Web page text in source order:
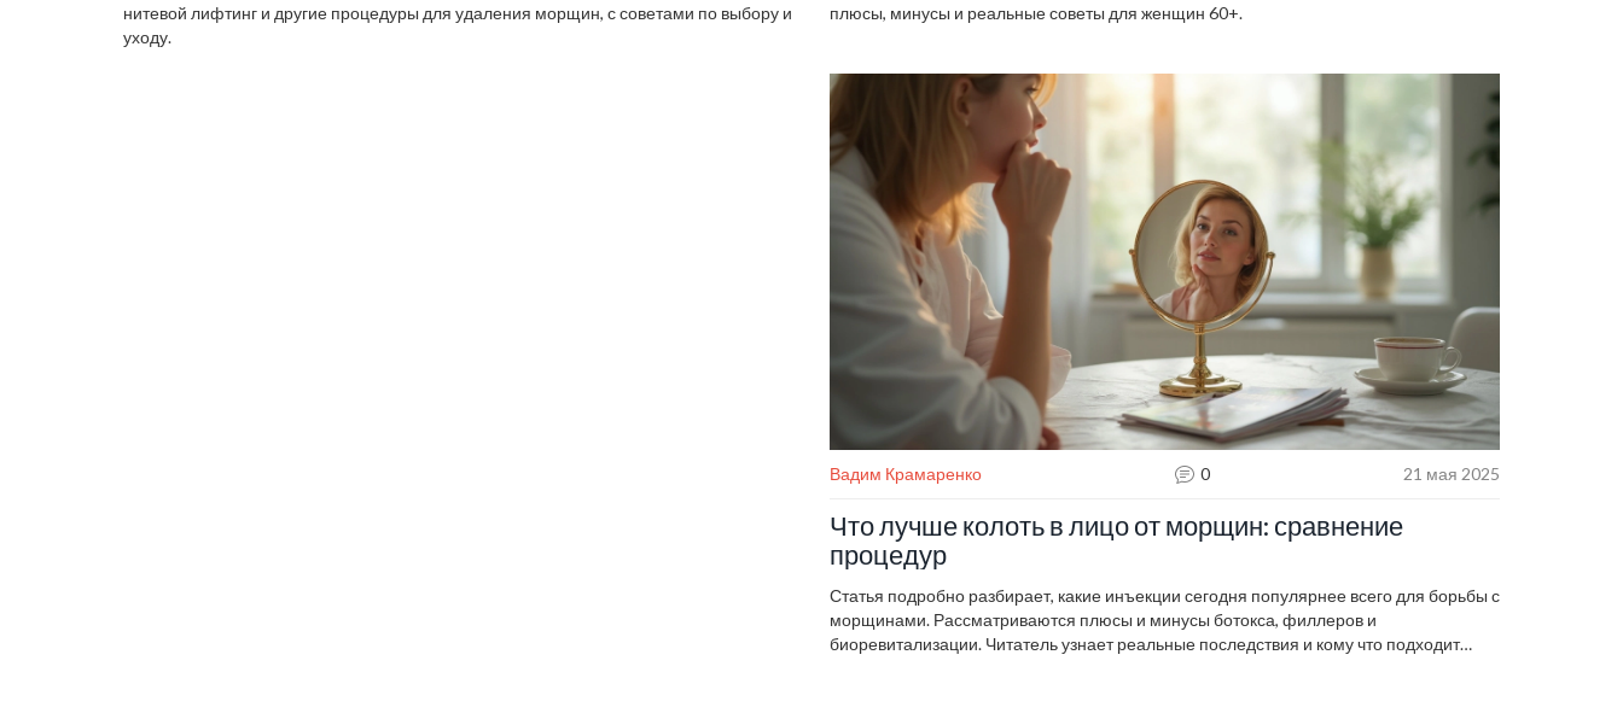
нитевой лифтинг и другие процедуры для удаления морщин, с советами по выбору и
уходу.
плюсы, минусы и реальные советы для женщин 60+.
Вадим Крамаренко 0 21 мая 2025
Что лучше колоть в лицо от морщин: сравнение
процедур
Статья подробно разбирает, какие инъекции сегодня популярнее всего для борьбы с
морщинами. Рассматриваются плюсы и минусы ботокса, филлеров и
биоревитализации. Читатель узнает реальные последствия и кому что подходит